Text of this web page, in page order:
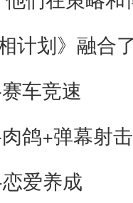
计划》融合
车竞速
鸽+弹幕射击
爱养成